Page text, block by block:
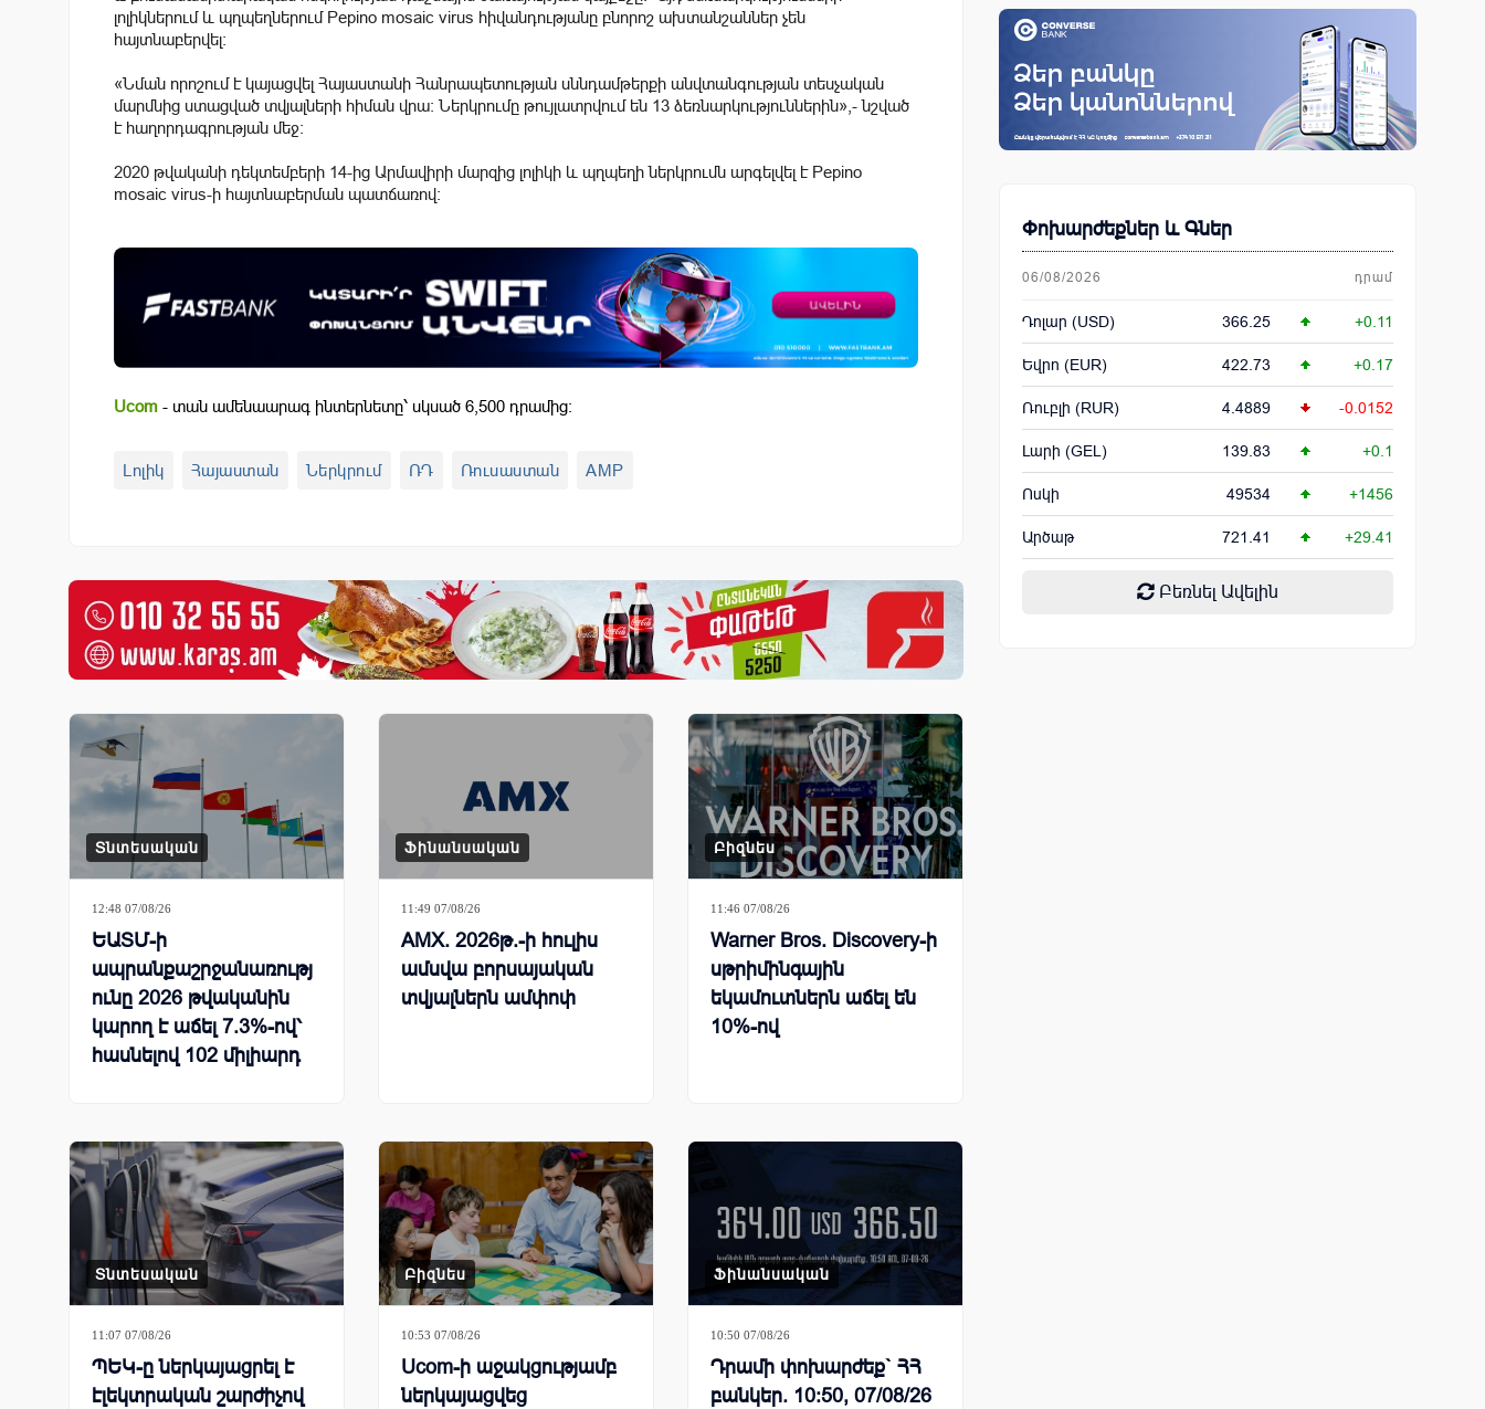
լոլիկներում և պղպեղներում Pepino mosaic virus հիվանդությանը բնորոշ ախտանշաններ չեն
հայտնաբերվել:
«Նման որոշում է կայացվել Հայաստանի Հանրապետության սննդամթերքի անվտանգության տեսչական
մարմնից ստացված տվյալների հիման վրա: Ներկրումը թույլատրվում են 13 ձեռնարկություններին»,- նշված
է հաղորդագրության մեջ:
2020 թվականի դեկտեմբերի 14-ից Արմավիրի մարզից լոլիկի և պղպեղի ներկրումն արգելվել է Pepino
mosaic virus-ի հայտնաբերման պատճառով:
Ucom - տան ամենաարագ ինտերնետը՝ սկսած 6,500 դրամից:
Լոլիկ Հայաստան Ներկրում ՌԴ Ռուսաստան AMP
Փոխարժեքներ և Գներ
06/08/2026 դրամ
Դոլար (USD) 366.25 +0.11
Եվրո (EUR) 422.73 +0.17
Ռուբլի (RUR) 4.4889 -0.0152
Լարի (GEL) 139.83 +0.1
Ոսկի 49534 +1456
Արծաթ 721.41 +29.41
Բեռնել Ավելին
Տնտեսական
12:48 07/08/26
ԵԱՏՄ-ի
ապրանքաշրջանառությ
ունը 2026 թվականին
կարող է աճել 7.3%-ով՝
հասնելով 102 միլիարդ
Ֆինանսական
11:49 07/08/26
AMX. 2026թ.-ի հուլիս
ամսվա բորսայական
տվյալներն ամփոփ
Բիզնես
11:46 07/08/26
Warner Bros. Discovery-ի
սթրիմինգային
եկամուտներն աճել են
10%-ով
Տնտեսական
11:07 07/08/26
ՊԵԿ-ը ներկայացրել է
էլեկտրական շարժիչով
Բիզնես
10:53 07/08/26
Ucom-ի աջակցությամբ
ներկայացվեց
Ֆինանսական
10:50 07/08/26
Դրամի փոխարժեք` ՀՀ
բանկեր. 10:50, 07/08/26